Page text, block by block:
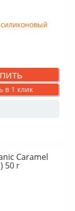
в 1 клик
Caramel
50 г